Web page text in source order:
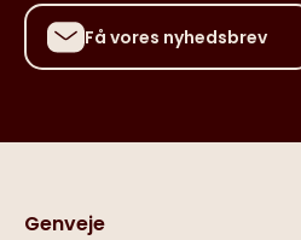
Få vores nyhedsbrev
Genveje